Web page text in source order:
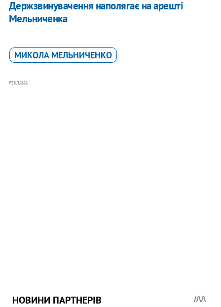
Держзвинувачення наполягає на арешті
Мельниченка
МИКОЛА МЕЛЬНИЧЕНКО
РЕКЛАМА